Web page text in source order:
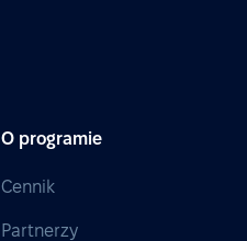
O programie
Cennik
Partnerzy